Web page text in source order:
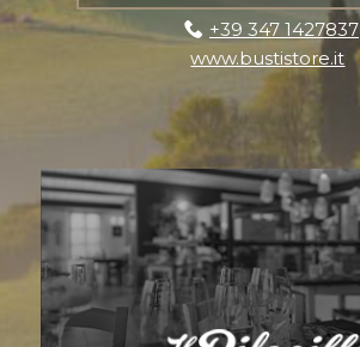
+39 347 1427837
www.bustistore.it